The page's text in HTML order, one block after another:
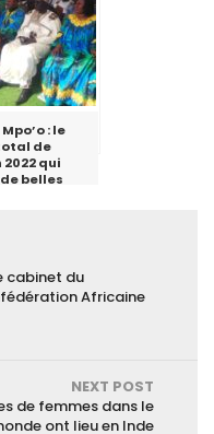
: le
de
2022 qui
belles
cabinet du
Africaine
NEXT POST
de femmes dans le
ont lieu en Inde